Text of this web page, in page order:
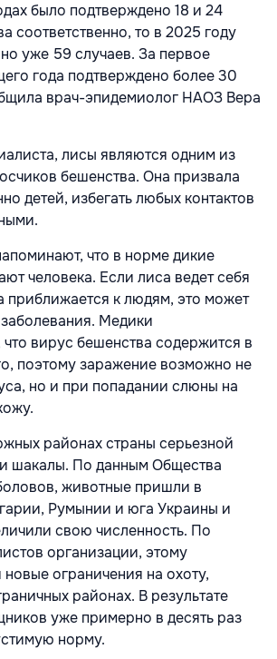
было подтверждено 18 и 24
соответственно, то в 2025 году
уже 59 случаев. За первое
года подтверждено более 30
врач-эпидемиолог НАОЗ Вера
лисы являются одним из
бешенства. Она призвала
детей, избегать любых контактов
что в норме дикие
человека. Если лиса ведет себя
приближается к людям, это может
Медики
вирус бешенства содержится в
поэтому заражение возможно не
но и при попадании слюны на
районах страны серьезной
шакалы. По данным Общества
животные пришли в
Румынии и юга Украины и
свою численность. По
организации, этому
ограничения на охоту,
районах. В результате
уже примерно в десять раз
норму.